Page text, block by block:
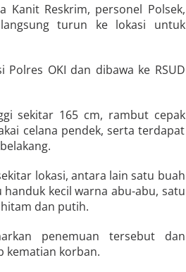
Kanit Reskrim, personel Polsek,
turun ke lokasi untuk
OKI dan dibawa ke RSUD
sekitar 165 cm, rambut cepak
celana pendek, serta terdapat
lokasi, antara lain satu buah
kecil warna abu-abu, satu
dan putih.
penemuan tersebut dan
kematian korban.